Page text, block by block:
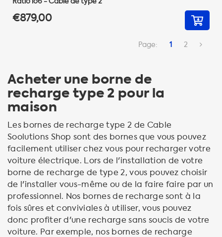
€879,00
Page: 1 2
Acheter une borne de
recharge type 2 pour la
maison
Les bornes de recharge type 2 de Cable
Soolutions Shop sont des bornes que vous pouvez
facilement utiliser chez vous pour recharger votre
voiture électrique. Lors de l'installation de votre
borne de recharge de type 2, vous pouvez choisir
de l'installer vous-même ou de la faire faire par un
professionnel. Nos bornes de recharge sont à la
fois sûres et conviviales à utiliser, vous pouvez
donc profiter d'une recharge sans soucis de votre
voiture. Par exemple, nos bornes de recharge